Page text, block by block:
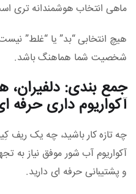
ماهی انتخاب هوشمندانه‌ تری
هیچ انتخابی “بد” یا “غلط”
شخصیت شما هماهنگ باشد.
جمع‌ بندی: دلفیران،
آکواریوم‌ داری حرفه‌
چه تازه‌ کار باشید، چه یک ریف‌
آکواریوم آب شور موفق نیاز به
و پشتیبانی حرفه‌ ای دارید.